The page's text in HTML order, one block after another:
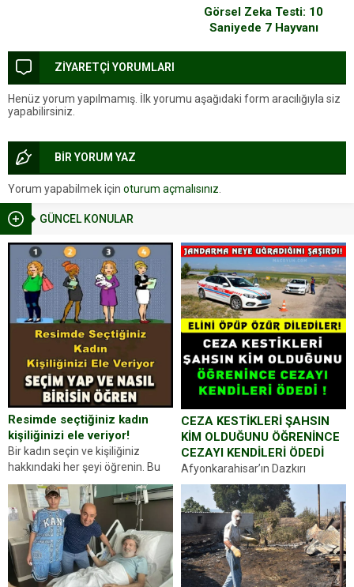
GÜNCEL KONULAR
Resimde seçtiğiniz kadın
kişiliğinizi ele veriyor!
Bir kadın seçin ve kişiliğiniz
hakkındaki her şeyi öğrenin. Bu
kez karşınıza oldukça farklı bir
kişilik testiyle çıkıyoruz. Resimde
gördüğünüz kadın figürlerinden
dikkatinizi en...
CEZA KESTİKLERİ ŞAHSIN
KİM OLDUĞUNU ÖĞRENİNCE
CEZAYI KENDİLERİ ÖDEDİ
Afyonkarahisar’ın Dazkırı
ilçesinde trafik uygulaması
yapan jandarma ekipleri
durdurdukları bir otomobilin
sürücüsünden ehliyet ve ruhsat
sorup belgelerini istedi. Sürücü
Abdurrahman Ö.nün verdiği
evraklarda eksik olduğunu...
Görsel Zeka Testi: 10
Saniyede 7 Hayvanı
ZİYARETÇİ YORUMLARI
Henüz yorum yapılmamış. İlk yorumu aşağıdaki form aracılığıyla siz
yapabilirsiniz.
BİR YORUM YAZ
Yorum yapabilmek için oturum açmalısınız